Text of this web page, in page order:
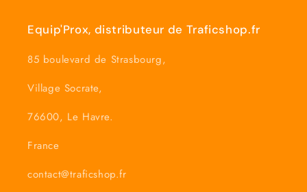
Equip'Prox, distributeur de Traficshop.fr
85 boulevard de Strasbourg,
Village Socrate,
76600, Le Havre.
France
contact@traficshop.fr